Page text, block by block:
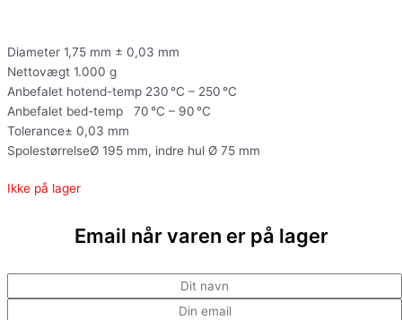
Diameter 1,75 mm ± 0,03 mm
Nettovægt 1.000 g
Anbefalet hotend-temp 230 °C – 250 °C
Anbefalet bed-temp 70 °C – 90 °C
Tolerance± 0,03 mm
SpolestørrelseØ 195 mm, indre hul Ø 75 mm
Ikke på lager
Email når varen er på lager